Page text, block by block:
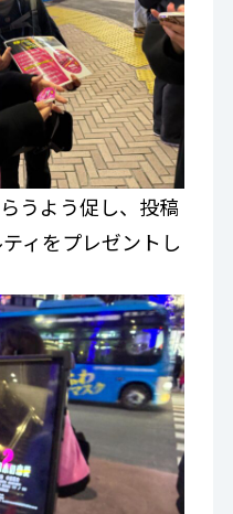
うよう促し、投稿
ィをプレゼントし